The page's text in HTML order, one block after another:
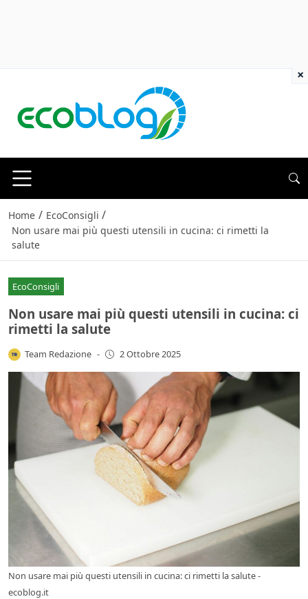
Home / EcoConsigli /
Non usare mai più questi utensili in cucina: ci rimetti la
salute
EcoConsigli
Non usare mai più questi utensili in cucina: ci
rimetti la salute
Team Redazione - 2 Ottobre 2025
Non usare mai più questi utensili in cucina: ci rimetti la salute -
ecoblog.it
×